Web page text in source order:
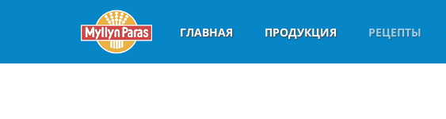
ГЛАВНАЯ ПРОДУКЦИЯ РЕЦЕПТЫ